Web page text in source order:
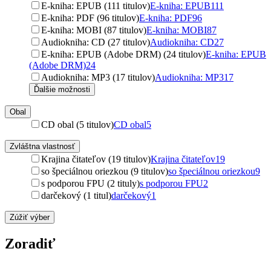
E-kniha: EPUB (111 titulov)E-kniha: EPUB111
E-kniha: PDF (96 titulov)E-kniha: PDF96
E-kniha: MOBI (87 titulov)E-kniha: MOBI87
Audiokniha: CD (27 titulov)Audiokniha: CD27
E-kniha: EPUB (Adobe DRM) (24 titulov)E-kniha: EPUB
(Adobe DRM)24
Audiokniha: MP3 (17 titulov)Audiokniha: MP317
Ďalšie možnosti
Obal
CD obal (5 titulov)CD obal5
Zvláštna vlastnosť
Krajina čitateľov (19 titulov)Krajina čitateľov19
so špeciálnou oriezkou (9 titulov)so špeciálnou oriezkou9
s podporou FPU (2 tituly)s podporou FPU2
darčekový (1 titul)darčekový1
Zúžiť výber
Zoradiť